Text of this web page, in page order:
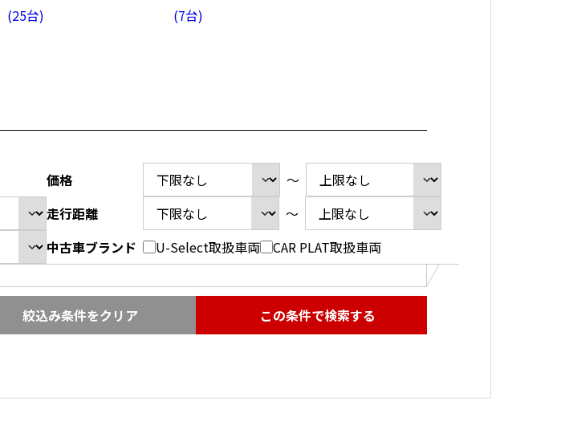
25台
7台
価格
～
走行距離
～
中古車ブランド U-Select取扱車両
CAR PLAT取扱車両
絞込み条件をクリア この条件で検索する